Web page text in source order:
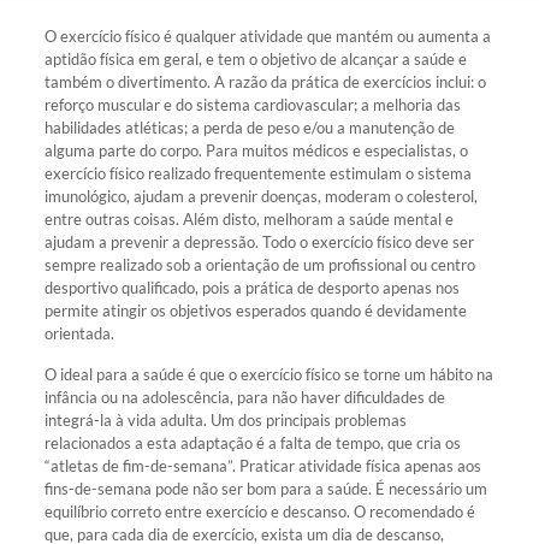
O exercício físico é qualquer atividade que mantém ou aumenta a
aptidão física em geral, e tem o objetivo de alcançar a saúde e
também o divertimento. A razão da prática de exercícios inclui: o
reforço muscular e do sistema cardiovascular; a melhoria das
habilidades atléticas; a perda de peso e/ou a manutenção de
alguma parte do corpo. Para muitos médicos e especialistas, o
exercício físico realizado frequentemente estimulam o sistema
imunológico, ajudam a prevenir doenças, moderam o colesterol,
entre outras coisas. Além disto, melhoram a saúde mental e
ajudam a prevenir a depressão. Todo o exercício físico deve ser
sempre realizado sob a orientação de um profissional ou centro
desportivo qualificado, pois a prática de desporto apenas nos
permite atingir os objetivos esperados quando é devidamente
orientada.
O ideal para a saúde é que o exercício físico se torne um hábito na
infância ou na adolescência, para não haver dificuldades de
integrá-la à vida adulta. Um dos principais problemas
relacionados a esta adaptação é a falta de tempo, que cria os
“atletas de fim-de-semana”. Praticar atividade física apenas aos
fins-de-semana pode não ser bom para a saúde. É necessário um
equilíbrio correto entre exercício e descanso. O recomendado é
que, para cada dia de exercício, exista um dia de descanso,